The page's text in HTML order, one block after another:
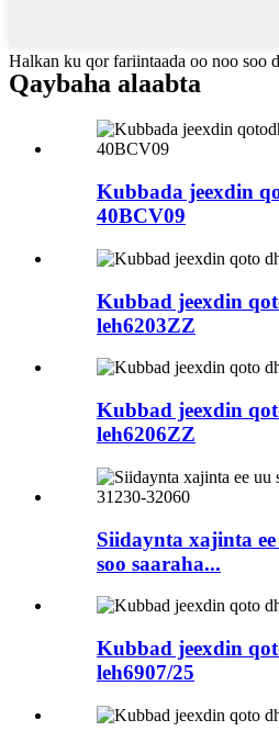
Halkan ku qor fariintaada oo noo soo
Qaybaha alaabta
Kubbada jeexdin
40BCV09
Kubbad jeexdin
leh6203ZZ
Kubbad jeexdin
leh6206ZZ
Siidaynta xajinta
soo saaraha...
Kubbad jeexdin
leh6907/25